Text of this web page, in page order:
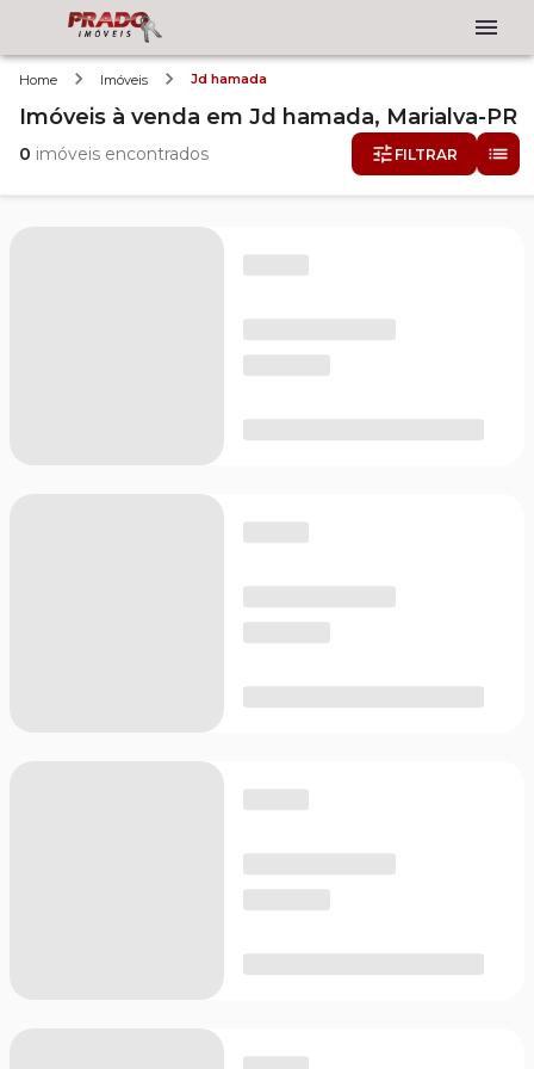
Home Imóveis Jd hamada
Imóveis à venda em Jd hamada, Marialva-PR
0 imóveis encontrados FILTRAR